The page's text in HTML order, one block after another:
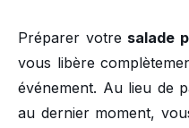
Préparer votre salade
vous libère
événement. Au lieu de
au dernier moment,